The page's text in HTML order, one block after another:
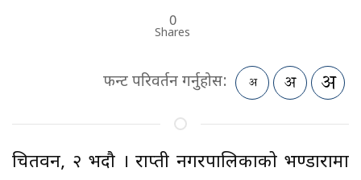
0
Shares
फन्ट परिवर्तन गर्नुहोस:
चितवन, २ भदौ । राप्ती नगरपालिकाको भण्डारामा